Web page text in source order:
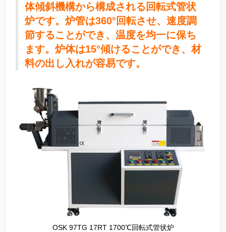
体傾斜機構から構成される回転式管状
炉です。炉管は360°回転させ、速度調
節することができ、温度を均一に保ち
ます。炉体は15°傾けることができ、材
料の出し入れが容易です。
OSK 97TG 17RT 1700℃回転式管状炉